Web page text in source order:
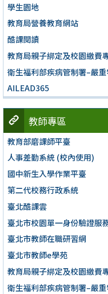
學生園地
教育局營養教育網站
酷課閱讀
教育局親子綁定及校園繳費
衛生福利部疾病管制署–嚴
AILEAD365
教師專區
教育部磨課師平臺
人事差勤系統 (校內使用)
國中新生入學作業平臺
第二代校務行政系統
臺北酷課雲
臺北市校園單一身份驗證服
臺北市教師在職研習網
臺北市教師e學苑
教育局親子綁定及校園繳費
衛生福利部疾病管制署–嚴